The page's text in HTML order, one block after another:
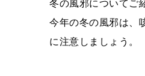
冬の風邪についてご
今年の冬の風邪は、
に注意しましょう。